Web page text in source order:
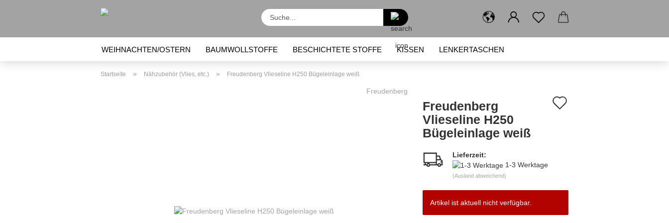
Suche...
WEIHNACHTEN/OSTERN BAUMWOLLSTOFFE BESCHICHTETE STOFFE KISSEN LENKERTASCHEN
BEULENTRÖSTER, KÜHLAKKU KINDERRUCKSÄCKE LUNCHBOXEN / LUNCHBEUTEL
Startseite » Nähzubehör (Vlies, etc.) » Freudenberg Vlieseline H250 Bügeleinlage weiß
Freudenberg
Freudenberg
Vlieseline H250
Bügeleinlage weiß
Lieferzeit:
1-3 Werktage
(Ausland abweichend)
Artikel ist aktuell nicht verfügbar.